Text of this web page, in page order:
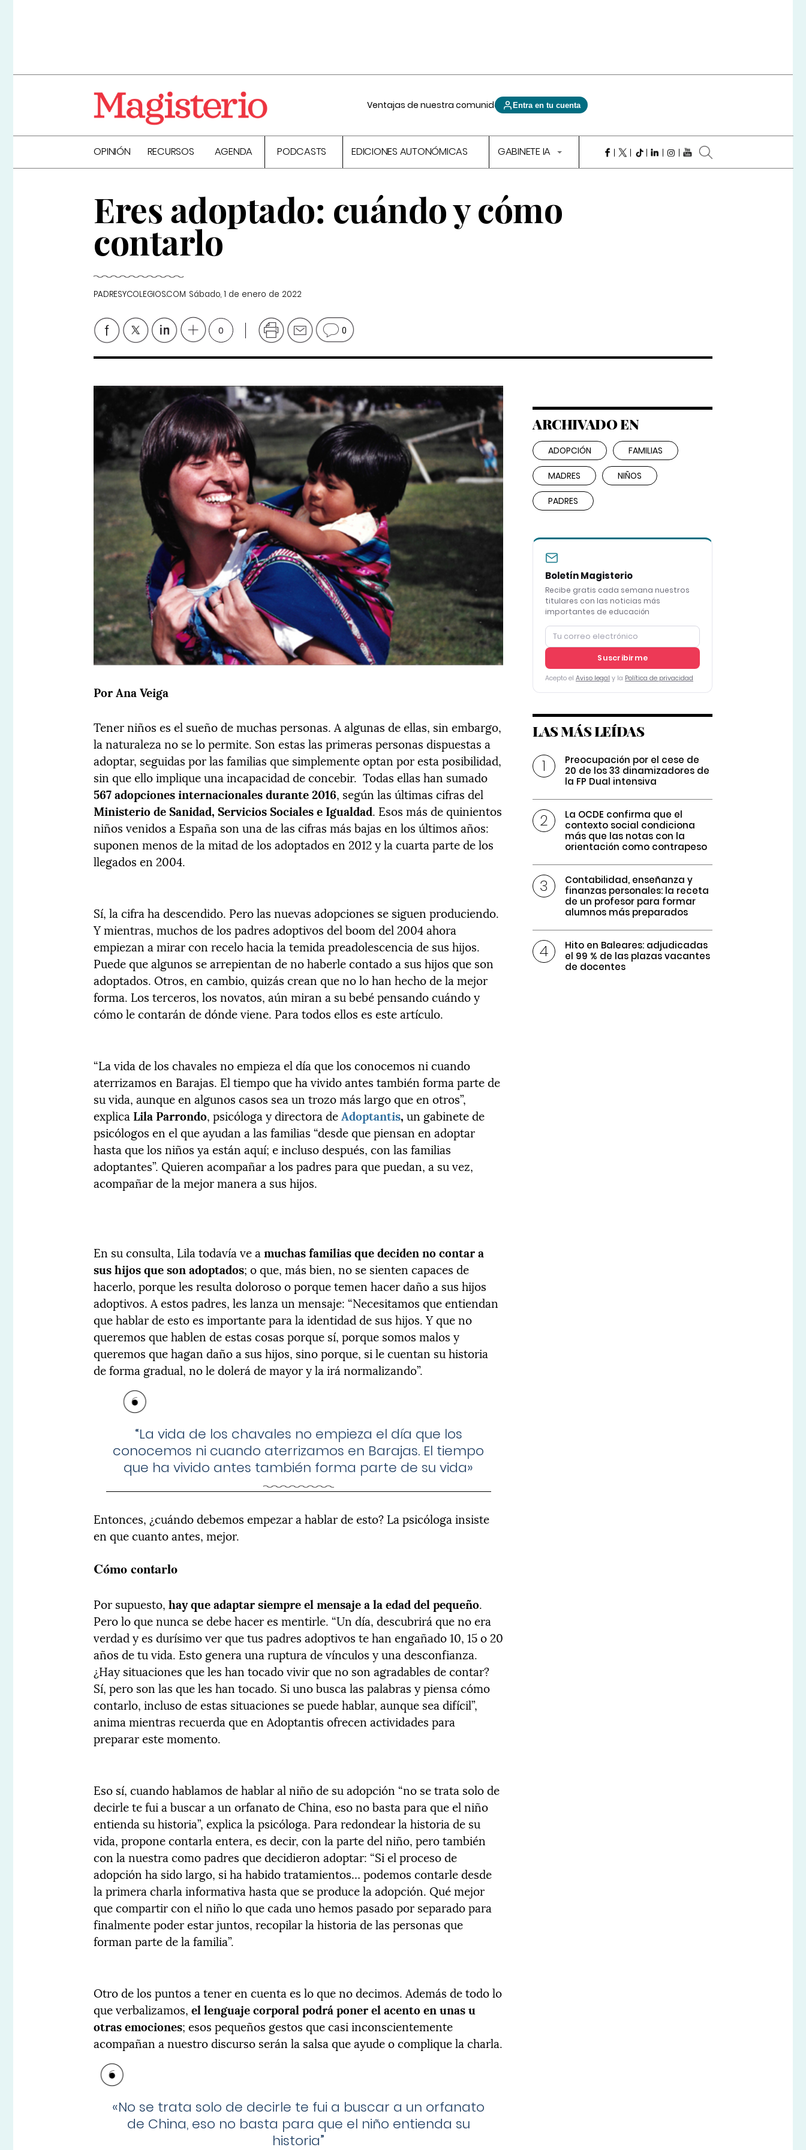
Ventajas de nuestra comunidad Entra en tu cuenta
OPINIÓN RECURSOS AGENDA PODCASTS EDICIONES AUTONÓMICAS GABINETE IA
Eres adoptado: cuándo y cómo
contarlo
PADRESYCOLEGIOS.COM Sábado, 1 de enero de 2022
0 0
Por Ana Veiga
Tener niños es el sueño de muchas personas. A algunas de ellas, sin embargo,
la naturaleza no se lo permite. Son estas las primeras personas dispuestas a
adoptar, seguidas por las familias que simplemente optan por esta posibilidad,
sin que ello implique una incapacidad de concebir. Todas ellas han sumado
567 adopciones internacionales durante 2016, según las últimas cifras del
Ministerio de Sanidad, Servicios Sociales e Igualdad. Esos más de quinientos
niños venidos a España son una de las cifras más bajas en los últimos años:
suponen menos de la mitad de los adoptados en 2012 y la cuarta parte de los
llegados en 2004.
Sí, la cifra ha descendido. Pero las nuevas adopciones se siguen produciendo.
Y mientras, muchos de los padres adoptivos del boom del 2004 ahora
empiezan a mirar con recelo hacia la temida preadolescencia de sus hijos.
Puede que algunos se arrepientan de no haberle contado a sus hijos que son
adoptados. Otros, en cambio, quizás crean que no lo han hecho de la mejor
forma. Los terceros, los novatos, aún miran a su bebé pensando cuándo y
cómo le contarán de dónde viene. Para todos ellos es este artículo.
“La vida de los chavales no empieza el día que los conocemos ni cuando
aterrizamos en Barajas. El tiempo que ha vivido antes también forma parte de
su vida, aunque en algunos casos sea un trozo más largo que en otros”,
explica Lila Parrondo, psicóloga y directora de Adoptantis,un gabinete de
psicólogos en el que ayudan a las familias “desde que piensan en adoptar
hasta que los niños ya están aquí; e incluso después, con las familias
adoptantes”. Quieren acompañar a los padres para que puedan, a su vez,
acompañar de la mejor manera a sus hijos.
En su consulta, Lila todavía ve amuchas familias que deciden no contar a
sus hijos que son adoptados; o que, más bien, no se sienten capaces de
hacerlo, porque les resulta doloroso o porque temen hacer daño a sus hijos
adoptivos. A estos padres, les lanza un mensaje: “Necesitamos que entiendan
que hablar de esto es importante para la identidad de sus hijos. Y que no
queremos que hablen de estas cosas porque sí, porque somos malos y
queremos que hagan daño a sus hijos, sino porque, si le cuentan su historia
de forma gradual, no le dolerá de mayor y la irá normalizando”.
“La vida de los chavales no empieza el día que los
conocemos ni cuando aterrizamos en Barajas. El tiempo
que ha vivido antes también forma parte de su vida»
Entonces, ¿cuándo debemos empezar a hablar de esto? La psicóloga insiste
en que cuanto antes, mejor.
Cómo contarlo
Por supuesto,hay que adaptar siempre el mensaje a la edad del pequeño.
Pero lo que nunca se debe hacer es mentirle. “Un día, descubrirá que no era
verdad y es durísimo ver que tus padres adoptivos te han engañado 10, 15 o 20
años de tu vida. Esto genera una ruptura de vínculos y una desconfianza.
¿Hay situaciones que les han tocado vivir que no son agradables de contar?
Sí, pero son las que les han tocado. Si uno busca las palabras y piensa cómo
contarlo, incluso de estas situaciones se puede hablar, aunque sea difícil”,
anima mientras recuerda que en Adoptantis ofrecen actividades para
preparar este momento.
Eso sí, cuando hablamos de hablar al niño de su adopción “no se trata solo de
decirle te fui a buscar a un orfanato de China, eso no basta para que el niño
entienda su historia”, explica la psicóloga. Para redondear la historia de su
vida, propone contarla entera, es decir, con la parte del niño, pero también
con la nuestra como padres que decidieron adoptar: “Si el proceso de
adopción ha sido largo, si ha habido tratamientos… podemos contarle desde
la primera charla informativa hasta que se produce la adopción. Qué mejor
que compartir con el niño lo que cada uno hemos pasado por separado para
finalmente poder estar juntos, recopilar la historia de las personas que
forman parte de la familia”.
Otro de los puntos a tener en cuenta es lo que no decimos. Además de todo lo
que verbalizamos,el lenguaje corporal podrá poner el acento en unas u
otras emociones; esos pequeños gestos que casi inconscientemente
acompañan a nuestro discurso serán la salsa que ayude o complique la charla.
«No se trata solo de decirle te fui a buscar a un orfanato
de China, eso no basta para que el niño entienda su
historia”
ARCHIVADO EN
ADOPCIÓN FAMILIAS
MADRES NIÑOS
PADRES
Boletín Magisterio
Recibe gratis cada semana nuestros
titulares con las noticias más
importantes de educación
Suscribirme
Acepto el Aviso legal y la Política de privacidad
LAS MÁS LEÍDAS
Preocupación por el cese de
20 de los 33 dinamizadores de
la FP Dual intensiva
La OCDE confirma que el
contexto social condiciona
más que las notas con la
orientación como contrapeso
Contabilidad, enseñanza y
finanzas personales: la receta
de un profesor para formar
alumnos más preparados
Hito en Baleares: adjudicadas
el 99 % de las plazas vacantes
de docentes